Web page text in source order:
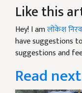
Like this
Hey! I amलोकेश
have suggestions
suggestions and
Read next